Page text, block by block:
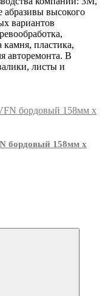
абразивы высокого
вариантов
камня, пластика,
авторемонта. В
листы и
бордовый 158мм х